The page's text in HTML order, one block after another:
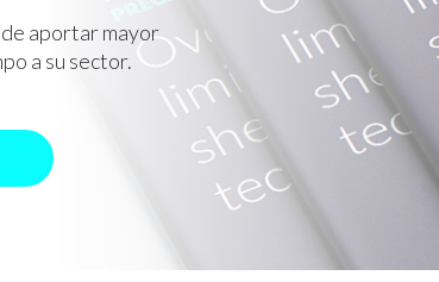
aportar mayor
a su sector.